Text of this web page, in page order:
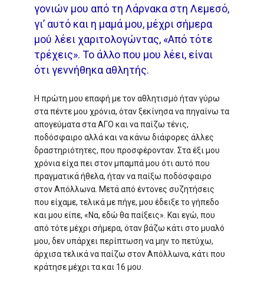
γονιών μου από τη Λάρνακα στη Λεμεσό,
γι’ αυτό και η μαμά μου, μέχρι σήμερα
μού λέει χαριτολογώντας, «Από τότε
τρέχεις». Το άλλο που μου λέει, είναι
ότι γεννήθηκα αθλητής.
Η πρώτη μου επαφή με τον αθλητισμό ήταν γύρω
στα πέντε μου χρόνια, όταν ξεκίνησα να πηγαίνω τα
απογεύματα στα ΑΓΟ και να παίζω τένις,
ποδόσφαιρο αλλά και να κάνω διάφορες άλλες
δραστηριότητες, που προσφέρονταν. Στα έξι μου
χρόνια είχα πει στον μπαμπά μου ότι αυτό που
πραγματικά ήθελα, ήταν να παίξω ποδόσφαιρο
στον Απόλλωνα. Μετά από έντονες συζητήσεις
που είχαμε, τελικά με πήγε, μου έδειξε το γήπεδο
και μου είπε, «Να, εδώ θα παίξεις». Και εγώ, που
από τότε μέχρι σήμερα, όταν βάζω κάτι στο μυαλό
μου, δεν υπάρχει περίπτωση να μην το πετύχω,
άρχισα τελικά να παίζω στον Απόλλωνα, κάτι που
κράτησε μέχρι τα και 16 μου.